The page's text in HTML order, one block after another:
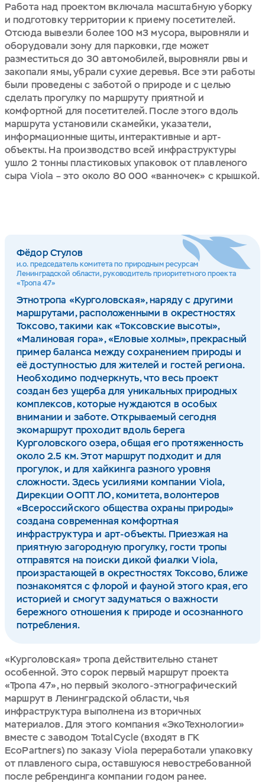
Работа над проектом включала масштабную уборку
и подготовку территории к приему посетителей.
Отсюда вывезли более 100 м3 мусора, выровняли и
оборудовали зону для парковки, где может
разместиться до 30 автомобилей, выровняли рвы и
закопали ямы, убрали сухие деревья. Все эти работы
были проведены с заботой о природе и с целью
сделать прогулку по маршруту приятной и
комфортной для посетителей. После этого вдоль
маршрута установили скамейки, указатели,
информационные щиты, интерактивные и арт-
объекты. На производство всей инфраструктуры
ушло 2 тонны пластиковых упаковок от плавленого
сыра Viola – это около 80 000 «ванночек» с крышкой.
Фёдор Стулов
и.о. председатель комитета по природным ресурсам
Ленинградской области, руководитель приоритетного проекта
«Тропа 47»
Этнотропа «Курголовская», наряду с другими
маршрутами, расположенными в окрестностях
Токсово, такими как «Токсовские высоты»,
«Малиновая гора», «Еловые холмы», прекрасный
пример баланса между сохранением природы и
её доступностью для жителей и гостей региона.
Необходимо подчеркнуть, что весь проект
создан без ущерба для уникальных природных
комплексов, которые нуждаются в особых
внимании и заботе. Открываемый сегодня
экомаршрут проходит вдоль берега
Курголовского озера, общая его протяженность
около 2.5 км. Этот маршрут подходит и для
прогулок, и для хайкинга разного уровня
сложности. Здесь усилиями компании Viola,
Дирекции ООПТ ЛО, комитета, волонтеров
«Всероссийского общества охраны природы»
создана современная комфортная
инфраструктура и арт-объекты. Приезжая на
приятную загородную прогулку, гости тропы
отправятся на поиски дикой фиалки Viola,
произрастающей в окрестностях Токсово, ближе
познакомятся с флорой и фауной этого края, его
историей и смогут задуматься о важности
бережного отношения к природе и осознанного
потребления.
«Курголовская» тропа действительно станет
особенной. Это сорок первый маршрут проекта
«Тропа 47», но первый эколого-этнографический
маршрут в Ленинградской области, чья
инфраструктура выполнена из вторичных
материалов. Для этого компания «ЭкоТехнологии»
вместе с заводом TotalCycle (входят в ГК
EcoPartners) по заказу Viola переработали упаковку
от плавленого сыра, оставшуюся невостребованной
после ребрендинга компании годом ранее.